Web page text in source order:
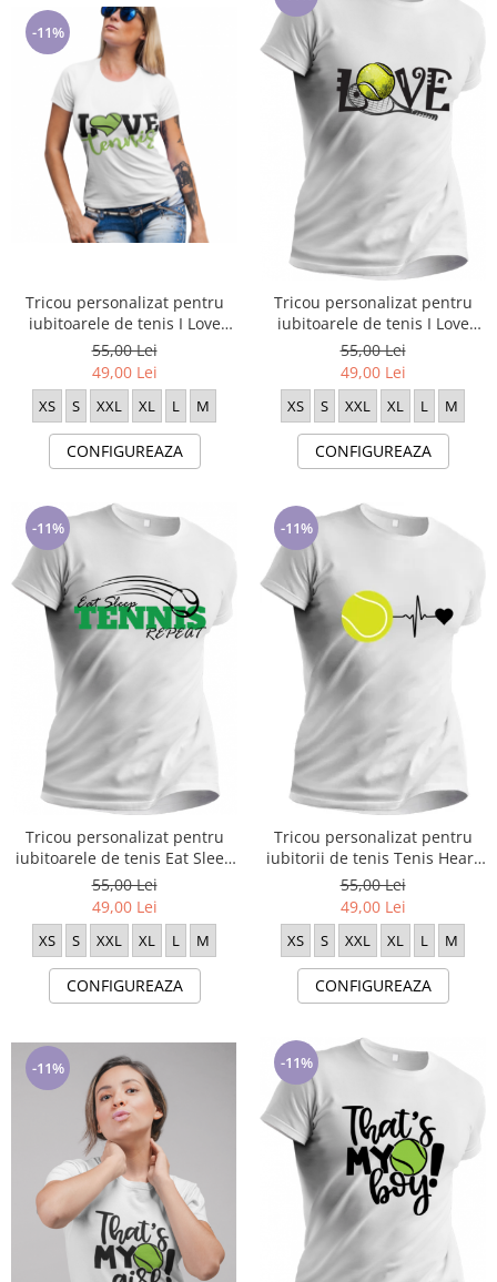
Cadouri pentru Doctori
Cadouri pentru Sfânta Maria
Martisoare
-11%
Tricou personalizat pentru
iubitoarele de tenis I Love
Tenis TNS50002
55,00 Lei
49,00 Lei
XS S XXL XL L M
CONFIGUREAZA
Tricou personalizat pentru
iubitoarele de tenis I Love
Tenis TNS50003
55,00 Lei
49,00 Lei
XS S XXL XL L M
CONFIGUREAZA
-11%
Tricou personalizat pentru
iubitoarele de tenis Eat Sleep
Tenis Repeat TNS5004
55,00 Lei
49,00 Lei
XS S XXL XL L M
CONFIGUREAZA
-11%
Tricou personalizat pentru
iubitorii de tenis Tenis Heart
TNS5005
55,00 Lei
49,00 Lei
XS S XXL XL L M
CONFIGUREAZA
-11% -11%